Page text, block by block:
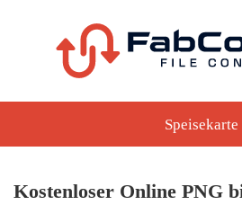
Speisekarte
Kostenloser Online PNG